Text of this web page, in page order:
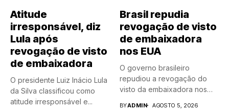
Atitude
irresponsável, diz
Lula após
revogação de visto
de embaixadora
O presidente Luiz Inácio Lula
da Silva classificou como
atitude irresponsável e...
Brasil repudia
revogação de visto
de embaixadora
nos EUA
O governo brasileiro
repudiou a revogação do
visto da embaixadora nos
BYADMIN AGOSTO 5, 2026